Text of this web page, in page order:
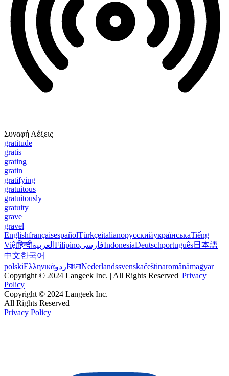
Συναφή Λέξεις
gratitude
gratis
grating
gratin
gratifying
gratuitous
gratuitously
gratuity
grave
gravel
EnglishfrançaisespañolTürkçeitalianoрусскийукраїнськаTiếng
Việtहिन्दीالعربية FilipinoفارسیIndonesiaDeutschportuguês日本語
中文한국어
polskiΕλληνικάاردو বাংলাNederlandssvenskačeštinaromânămagyar
Copyright © 2024 Langeek Inc. | All Rights Reserved |Privacy
Policy
Copyright © 2024 Langeek Inc.
All Rights Reserved
Privacy Policy